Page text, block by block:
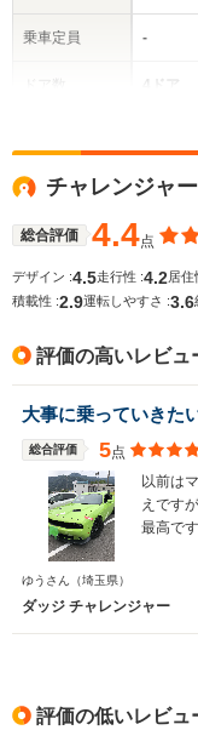
乗車定員
サイズ
WLTCモード
燃費
駆動方式
-
4ドア
FR、
チャレンジャ
総合評価 4.4点
デザイン :4.5走行性 :4.2居住
積載性 :2.9運転しやすさ :3.6
評価の高いレビュ
大事に乗っていきた
総合評価 5点
以前は
えです
最高です
ゆうさん （埼玉県）
ダッジ チャレンジャー
評価の低いレビュ